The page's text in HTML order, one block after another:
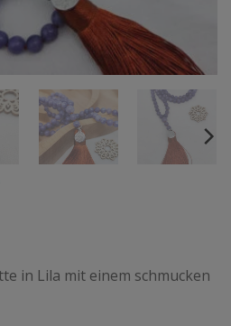
in Lila mit einem schmucken